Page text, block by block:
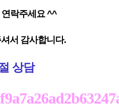
락주세요 ^^
서 감사합니다.
상담